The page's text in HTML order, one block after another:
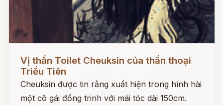
Đọc ngay
Vị thần Toilet Cheuksin của thần thoại
Triều Tiên
Cheuksin được tin rằng xuất hiện trong hình hài
một cô gái đồng trinh với mái tóc dài 150cm.